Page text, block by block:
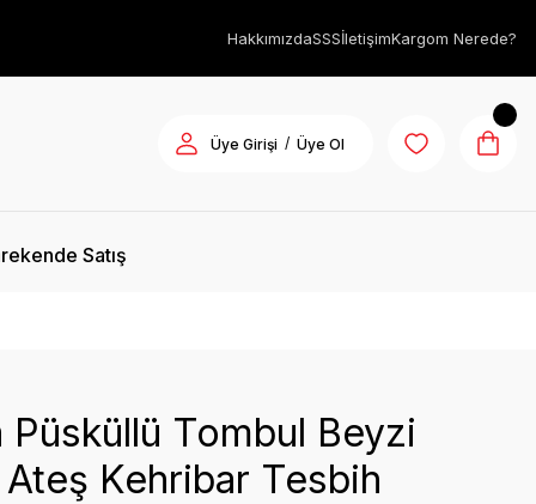
HakkımızdaSSSİletişimKargom Nerede?
Üye Girişi / Üye Ol
Satış
Püsküllü Tombul Beyzi
Kehribar Tesbih